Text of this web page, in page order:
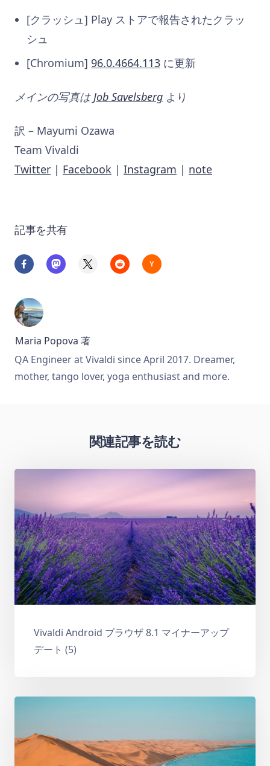
[クラッシュ] Play ストアで報告されたクラッ
シュ
[Chromium] 96.0.4664.113 に更新
メインの写真は Job Savelsberg より
訳 – Mayumi Ozawa
Team Vivaldi
Twitter | Facebook | Instagram | note
記事を共有
Maria Popova 著
QA Engineer at Vivaldi since April 2017. Dreamer,
mother, tango lover, yoga enthusiast and more.
関連記事を読む
Vivaldi Android ブラウザ 8.1 マイナーアップ
デート (5)